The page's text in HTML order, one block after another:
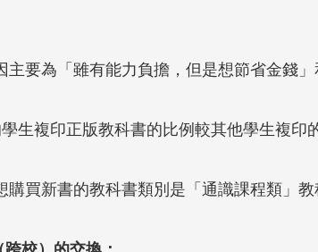
要為「雖有能力負擔，但是想節省金錢」
生複印正版教科書的比例較其他學生複印
買新書的教科書類別是「通識課程類」教